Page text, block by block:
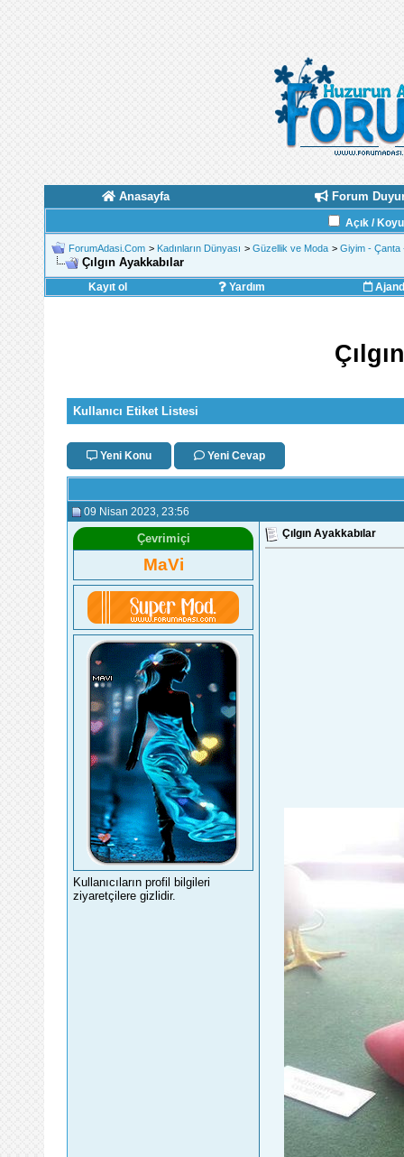
Anasayfa Forum
Açık /
ForumAdasi.Com > Kadınların Dünyası > Güzellik ve Moda > Giyim - Çanta
Çılgın Ayakkabılar
Kayıt ol Yardım
Kullanıcı Etiket Listesi
Yeni Konu Yeni Cevap
09 Nisan 2023 , 23:56
Çevrimiçi
MaVi
Kullanıcıların profil bilgileri
ziyaretçilere gizlidir.
Çılgın Ayakkabılar